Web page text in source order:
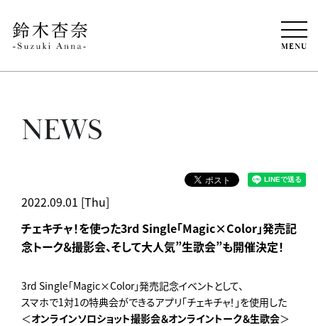
MENU
NEWS
2022.09.01 [Thu]
チェキチャ！を使った3rd Single「Magic×Color」発売記
念トーク＆撮影会、そして大人気”生歌会”も開催決定！
3rd Single「Magic×Color」発売記念イベントとして、
スマホで1対1の特典会ができるアプリ「チェキチャ！」を使用した
＜オンラインソロショット撮影会＆オンライントーク＆生歌会＞